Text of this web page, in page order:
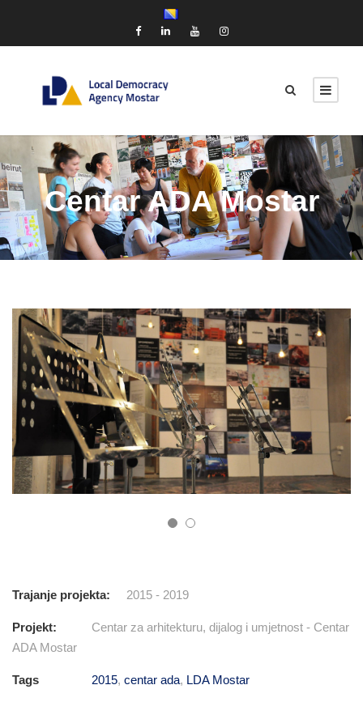
Centar ADA Mostar
Trajanje projekta: 2015 - 2019
Projekt:
Centar za arhitekturu, dijalog i umjetnost - Centar
ADA Mostar
Tags 2015, centar ada, LDA Mostar